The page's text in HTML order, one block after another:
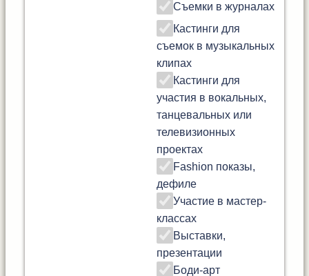
Съемки в журналах
Кастинги для
съемок в музыкальных
клипах
Кастинги для
участия в вокальных,
танцевальных или
телевизионных
проектах
Fashion показы,
дефиле
Участие в мастер-
классах
Выставки,
презентации
Боди-арт